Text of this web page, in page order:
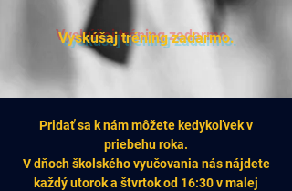
Vyskúšaj tréning zadarmo.
Pridať sa k nám môžete kedykoľvek v
priebehu roka.
V dňoch školského vyučovania nás nájdete
každý utorok a štvrtok od 16:30 v malej